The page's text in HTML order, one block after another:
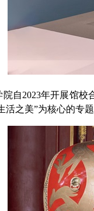
院自2023年开展馆校
活之美”为核心的专